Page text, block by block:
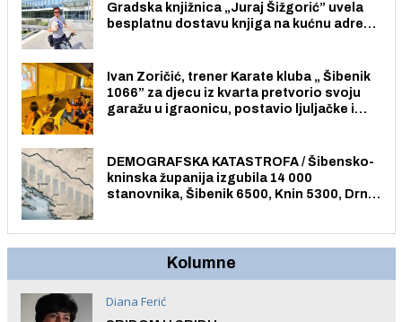
Gradska knjižnica „Juraj Šižgorić” uvela
besplatnu dostavu knjiga na kućnu adresu
Ivan Zoričić, trener Karate kluba „ Šibenik
1066” za djecu iz kvarta pretvorio svoju
garažu u igraonicu, postavio ljuljačke i
DEMOGRAFSKA KATASTROFA / Šibensko-
kninska županija izgubila 14 000
stanovnika, Šibenik 6500, Knin 5300, Drniš
Kolumne
Diana Ferić